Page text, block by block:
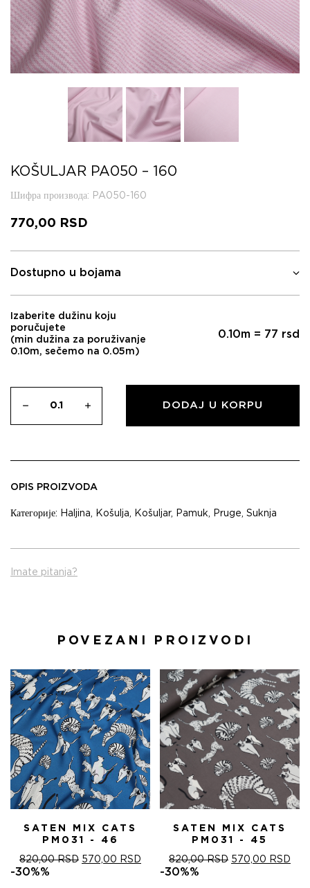
KOŠULJAR PA050 – 160
Шифра производа: PA050-160
770,00 RSD
Dostupno u bojama
Izaberite dužinu koju
poručujete
(min dužina za poruživanje
0.10m, sečemo na 0.05m)
0.10m = 77 rsd
DODAJ U KORPU
OPIS PROIZVODA
Категорије: Haljina, Košulja, Košuljar, Pamuk, Pruge, Suknja
Imate pitanja?
POVEZANI PROIZVODI
SATEN MIX CATS
PM031 - 46
820,00RSD ОРИГИНАЛНА
570,00 RSD ТРЕНУТНА
ЦЕНА
-30%%
SATEN MIX CATS
PM031 - 45
820,00RSD ОРИГИНАЛНА
570,00 RSD
-30%%